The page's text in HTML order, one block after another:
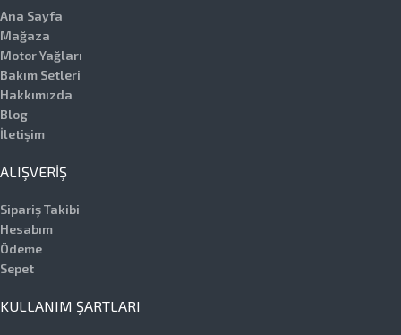
Ana Sayfa
Mağaza
Motor Yağları
Bakım Setleri
Hakkımızda
Blog
İletişim
ALIŞVERIŞ
Sipariş Takibi
Hesabım
Ödeme
Sepet
KULLANIM ŞARTLARI